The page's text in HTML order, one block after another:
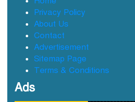
ছাতকে
ছাতকে বর্ন্যাত
ত্রান
Privacy Policy
About Us
Contact
Advertisement
Sitemap Page
Terms & Conditions
Ads